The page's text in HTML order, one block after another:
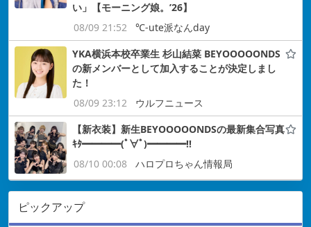
い」【モーニング娘。’26】
08/09 21:52
℃-ute派なんday
YKA横浜本校卒業生 杉山結菜 BEYOOOOONDS
の新メンバーとして加入することが決定しまし
た！
08/09 23:12
ウルフニュース
【新衣装】新生BEYOOOOONDSの最新集合写真
ｷﾀ━━━━(ﾟ∀ﾟ)━━━━!!
08/10 00:08
ハロプロちゃん情報局
ピックアップ